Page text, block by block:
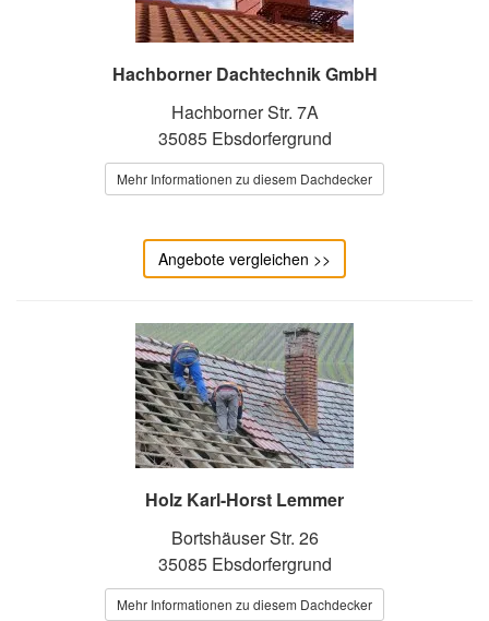
Hachborner Dachtechnik GmbH
Hachborner Str. 7A
35085 Ebsdorfergrund
Mehr Informationen zu diesem Dachdecker
Angebote vergleichen >>
Holz Karl-Horst Lemmer
Bortshäuser Str. 26
35085 Ebsdorfergrund
Mehr Informationen zu diesem Dachdecker